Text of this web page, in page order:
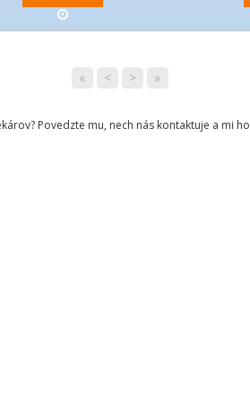
« < > »
Povedzte mu, nech nás kontaktuje a mi